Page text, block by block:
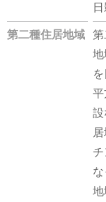
第二種住居地域
第
地
平
設
地